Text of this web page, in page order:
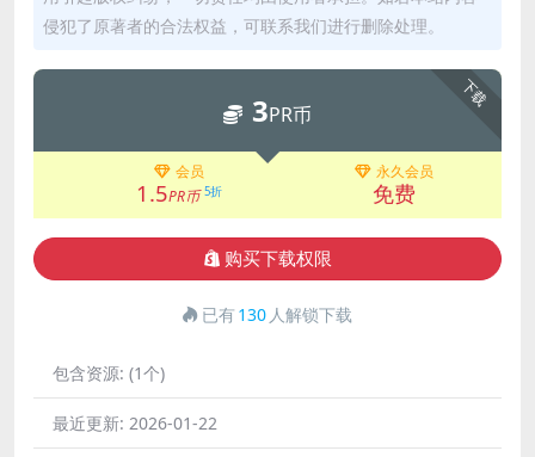
侵犯了原著者的合法权益，可联系我们进行删除处理。
下载
3PR币
会员
1.5PR币 5折
永久会员
免费
购买下载权限
已有130 人解锁下载
包含资源: (1个)
最近更新: 2026-01-22